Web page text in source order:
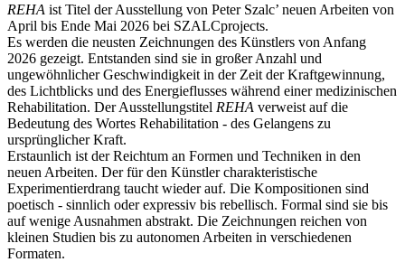
REHA ist Titel der Ausstellung von Peter Szalc’ neuen Arbeiten von
April bis Ende Mai 2026 bei SZALCprojects.
Es werden die neusten Zeichnungen des Künstlers von Anfang
2026 gezeigt. Entstanden sind sie in großer Anzahl und
ungewöhnlicher Geschwindigkeit in der Zeit der Kraftgewinnung,
des Lichtblicks und des Energieflusses während einer medizinischen
Rehabilitation. Der Ausstellungstitel REHA verweist auf die
Bedeutung des Wortes Rehabilitation - des Gelangens zu
ursprünglicher Kraft.
Erstaunlich ist der Reichtum an Formen und Techniken in den
neuen Arbeiten. Der für den Künstler charakteristische
Experimentierdrang taucht wieder auf. Die Kompositionen sind
poetisch - sinnlich oder expressiv bis rebellisch. Formal sind sie bis
auf wenige Ausnahmen abstrakt. Die Zeichnungen reichen von
kleinen Studien bis zu autonomen Arbeiten in verschiedenen
Formaten.